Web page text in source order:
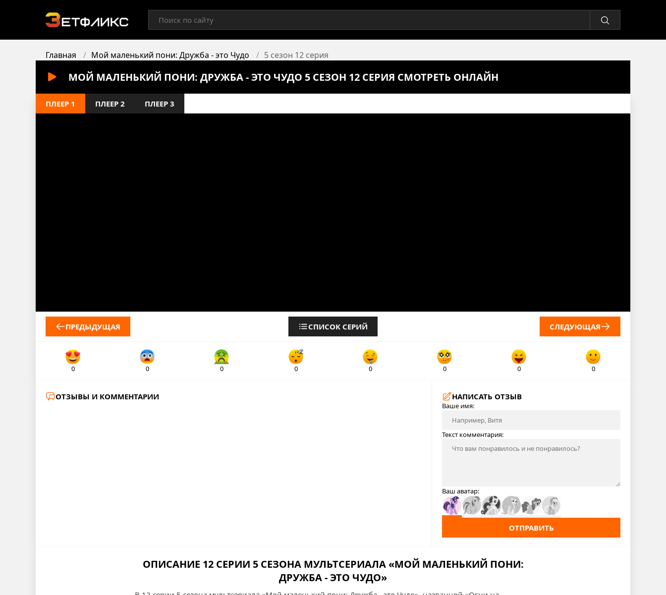
Главная Мой маленький пони: Дружба - это Чудо 5 сезон 12 серия
МОЙ МАЛЕНЬКИЙ ПОНИ: ДРУЖБА - ЭТО ЧУДО 5 СЕЗОН 12 СЕРИЯ СМОТРЕТЬ ОНЛАЙН
ПЛЕЕР 1 ПЛЕЕР 2 ПЛЕЕР 3
ПРЕДЫДУЩАЯ СПИСОК СЕРИЙ СЛЕДУЮЩАЯ
0 0 0 0 0 0 0 0
ОТЗЫВЫ И КОММЕНТАРИИ НАПИСАТЬ ОТЗЫВ
Ваше имя:
Текст комментария:
Ваш аватар:
ОТПРАВИТЬ
ОПИСАНИЕ 12 СЕРИИ 5 СЕЗОНА МУЛЬТСЕРИАЛА «МОЙ МАЛЕНЬКИЙ ПОНИ:
ДРУЖБА - ЭТО ЧУДО»